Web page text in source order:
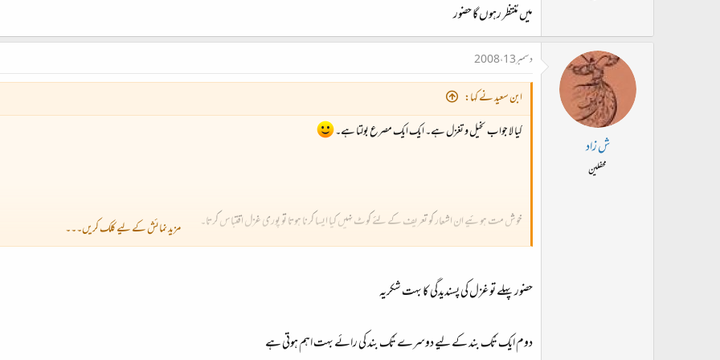
میں مُنتظر رہوں گا حضور
ش زاد
محفلین
دسمبر 13، 2008
ابن سعید نے کہا:
کیا لا جواب تخیل و تغزل ہے۔ ایک ایک مصرع بولتا ہے۔
خوش مت ہوئیے ان اشعار کو تعریف کے لئے کوٹ نہیں کیا ایسا کرنا ہوتا تو پوری غزل اقتباس کرتا۔ مزید نمائش کے لیے کلک کریں۔۔۔
حضور پہلے تو غزل کی پسندیدگی کا بہت شکریہ
دوم ایک تُک بند کے لیے دوسرے تُک بند کی رائے بہت اہم ہوتی ہے